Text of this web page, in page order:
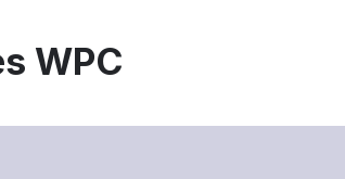
WPC